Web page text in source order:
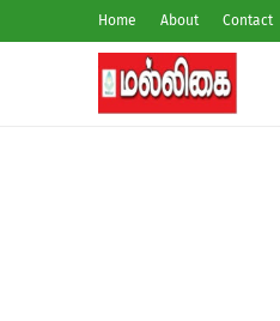
Home About Contact